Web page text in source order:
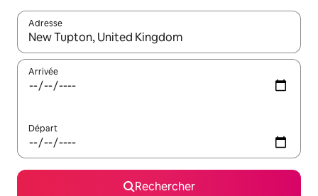
Adresse
Lorsque les résultats s'affichent, utilisez les flèches vers le
Arrivée
Départ
Rechercher